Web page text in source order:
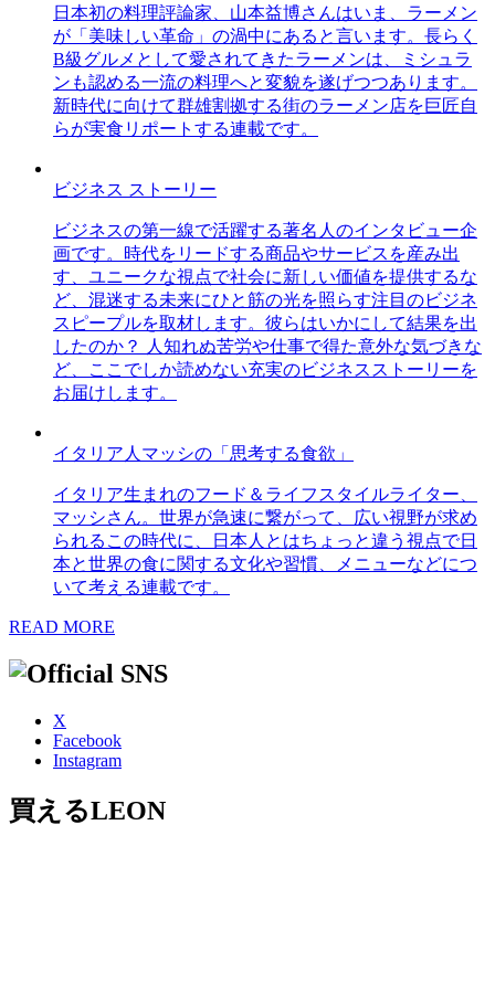
日本初の料理評論家、山本益博さんはいま、ラーメン
が「美味しい革命」の渦中にあると言います。長らく
B級グルメとして愛されてきたラーメンは、ミシュラ
ンも認める一流の料理へと変貌を遂げつつあります。
新時代に向けて群雄割拠する街のラーメン店を巨匠自
らが実食リポートする連載です。
ビジネス ストーリー
ビジネスの第一線で活躍する著名人のインタビュー企
画です。時代をリードする商品やサービスを産み出
す、ユニークな視点で社会に新しい価値を提供するな
ど、混迷する未来にひと筋の光を照らす注目のビジネ
スピープルを取材します。彼らはいかにして結果を出
したのか？ 人知れぬ苦労や仕事で得た意外な気づきな
ど、ここでしか読めない充実のビジネスストーリーを
お届けします。
イタリア人マッシの「思考する食欲」
イタリア生まれのフード＆ライフスタイルライター、
マッシさん。世界が急速に繋がって、広い視野が求め
られるこの時代に、日本人とはちょっと違う視点で日
本と世界の食に関する文化や習慣、メニューなどにつ
いて考える連載です。
READ MORE
X
Facebook
Instagram
買えるLEON